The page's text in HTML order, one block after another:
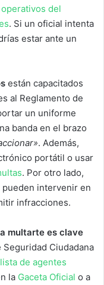
operativos del
. Si un oficial intenta
estar ante un
están capacitados
al Reglamento de
un uniforme
banda en el brazo
. Además,
portátil o usar
. Por otro lado,
pueden intervenir en
infracciones.
multarte es clave
Seguridad Ciudadana
lista de agentes
la Gaceta Oficial o a